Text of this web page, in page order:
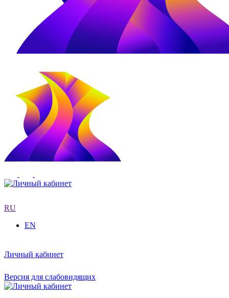
RU
EN
Личный кабинет
Версия для слабовидящих